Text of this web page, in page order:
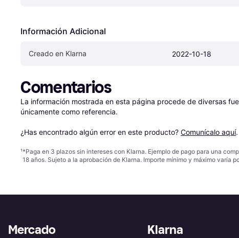
Información Adicional
Creado en Klarna 2022-10-18
Comentarios
La información mostrada en esta página procede de diversas
únicamente como referencia.
¿Has encontrado algún error en este producto? Comunícalo aquí.
¹*Paga en 3 plazos sin intereses con Klarna. Ejemplo de pago para una
18 años. Sujeto a la aprobación de Klarna. Importe mínimo y máximo varía
Klarna
Mercado